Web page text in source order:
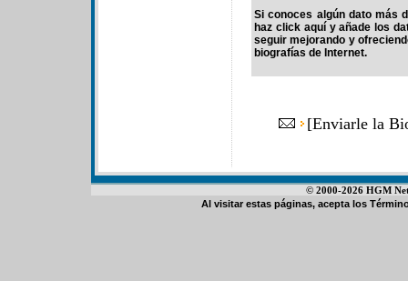
Si conoces algún dato más
haz click aquí y añade los
seguir mejorando y
biografías de Internet.
[Enviarle la
© 2000-2026 HGM
Al visitar estas páginas, acepta los